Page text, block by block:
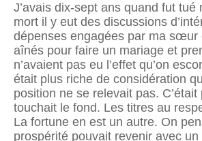
J’avais dix-sept ans quand fut tué
mort il y eut des discussions
dépenses engagées par ma sœur
aînés pour faire un mariage et
n’avaient pas eu l’effet qu’on
était plus riche de considération
position ne se relevait pas. C’était
touchait le fond. Les titres au
La fortune en est un autre. On
prospérité pouvait revenir avec